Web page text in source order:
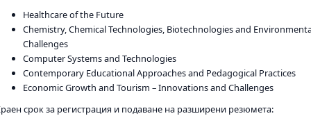
Healthcare of the Future
Chemistry, Chemical Technologies, Biotechnologies and
Challenges
Computer Systems and Technologies
Contemporary Educational Approaches and Pedagogical Practices
Economic Growth and Tourism – Innovations and Challenges
срок за регистрация и подаване на разширени резюмета: